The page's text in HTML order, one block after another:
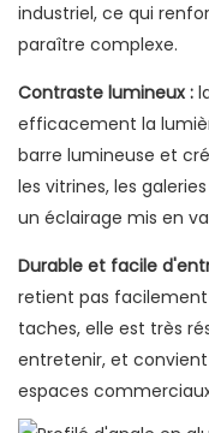
industriel, ce qui
paraître complexe.
Contraste lumineux :
efficacement la
barre lumineuse et
les vitrines, les
un éclairage mis en
Durable et facile
retient pas
taches, elle est très
entretenir, et
espaces